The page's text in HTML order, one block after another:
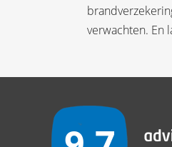
verwachten. En